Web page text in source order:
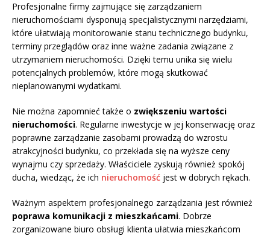
Profesjonalne firmy zajmujące się zarządzaniem
nieruchomościami dysponują specjalistycznymi narzędziami,
które ułatwiają monitorowanie stanu technicznego budynku,
terminy przeglądów oraz inne ważne zadania związane z
utrzymaniem nieruchomości. Dzięki temu unika się wielu
potencjalnych problemów, które mogą skutkować
nieplanowanymi wydatkami.
Nie można zapomnieć także o zwiększeniu wartości
nieruchomości. Regularne inwestycje w jej konserwację oraz
poprawne zarządzanie zasobami prowadzą do wzrostu
atrakcyjności budynku, co przekłada się na wyższe ceny
wynajmu czy sprzedaży. Właściciele zyskują również spokój
ducha, wiedząc, że ich nieruchomość jest w dobrych rękach.
Ważnym aspektem profesjonalnego zarządzania jest również
poprawa komunikacji z mieszkańcami. Dobrze
zorganizowane biuro obsługi klienta ułatwia mieszkańcom